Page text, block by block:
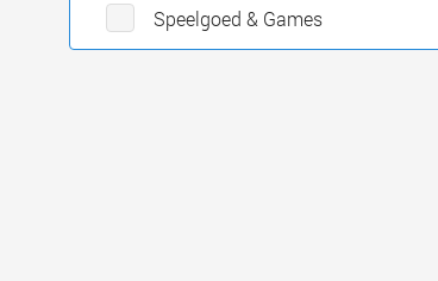
Speelgoed & Games